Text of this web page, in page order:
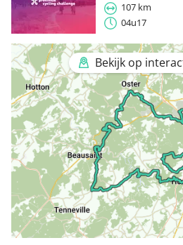
107 km
04u17
Bekijk op